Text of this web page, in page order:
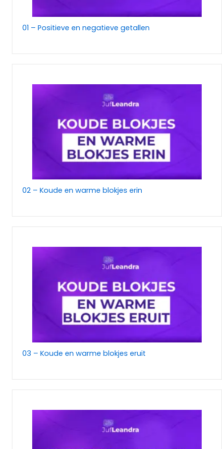
01 – Positieve en negatieve getallen
02 – Koude en warme blokjes erin
03 – Koude en warme blokjes eruit